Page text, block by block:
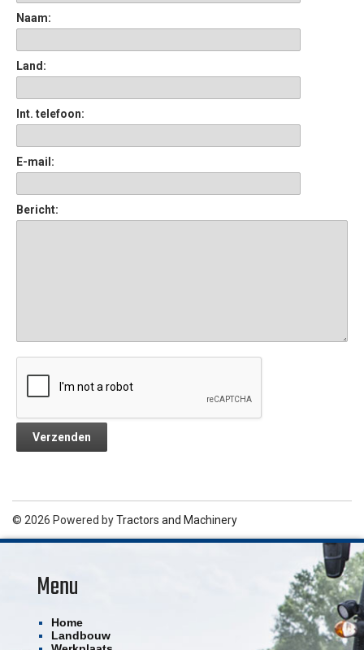
Naam:
Land:
Int. telefoon:
E-mail:
Bericht:
© 2026 Powered byTractors and Machinery
Menu
Home
Landbouw